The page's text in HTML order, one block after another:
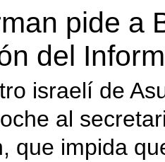
pide a
del
israelí de
al
que impida